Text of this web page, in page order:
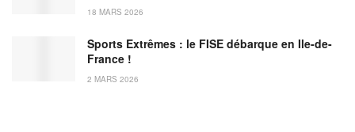
18 MARS 2026
Sports Extrêmes : le FISE débarque en Ile-de-
France !
2 MARS 2026